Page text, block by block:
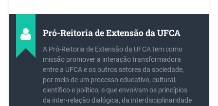
Pró-Reitoria de Extensão da UFCA
A Pró-Reitoria de Extensão da UFCA tem como
missão promover a interação transformadora
entre a UFCA e os outros setores da sociedade,
por meio de um processo educativo, cultural,
científico e político, e que envolvam os princípios
da inter-relação dialógica, da interdisciplinaridade